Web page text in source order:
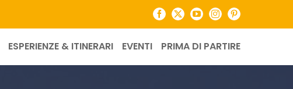
Facebook
X YouTubeInstagramPinterest
ESPERIENZE & ITINERARI EVENTI PRIMA DI PARTIRE